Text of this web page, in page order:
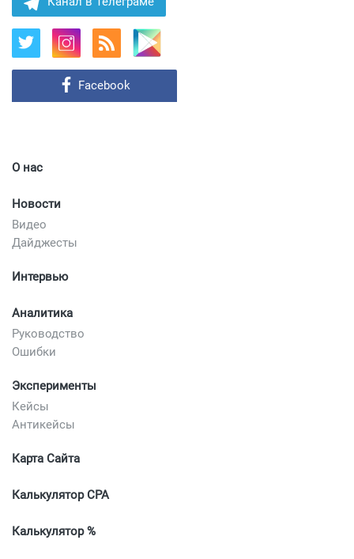
О нас
Новости
Видео
Дайджесты
Интервью
Аналитика
Руководство
Ошибки
Эксперименты
Кейсы
Антикейсы
Карта Сайта
Калькулятор CPA
Калькулятор %
Facebook